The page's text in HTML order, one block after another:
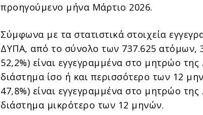
προηγούμενο μήνα Μάρτιο 2026.
Σύμφωνα με τα στατιστικά στοιχεία
ΔΥΠΑ, από το σύνολο των 737.625 ατόμων,
52,2%) είναι εγγεγραμμένα στο μητρώο
διάστημα ίσο ή και περισσότερο των 12
47,8%) είναι εγγεγραμμένα στο μητρώο
διάστημα μικρότερο των 12 μηνών.